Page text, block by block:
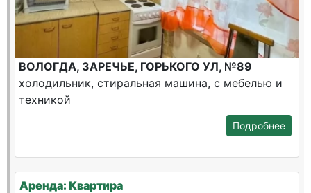
ВОЛОГДА, ЗАРЕЧЬЕ, ГОРЬКОГО УЛ, №89
холодильник, стиральная машина, с мебелью и
техникой
Подробнее
Аренда: Квартира